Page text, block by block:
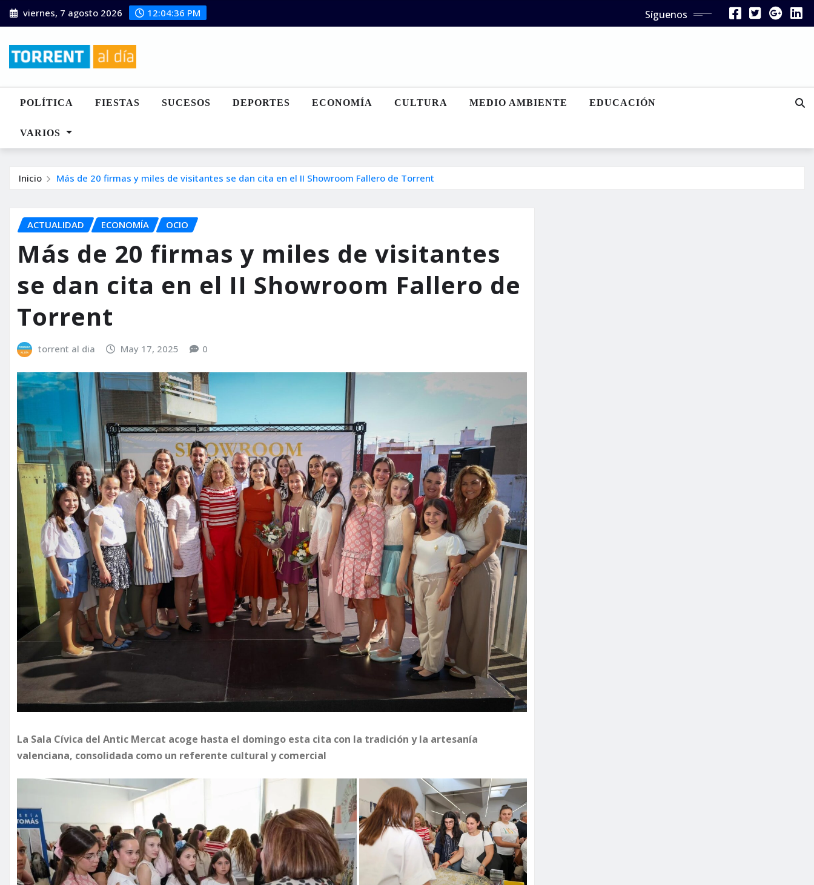
Saltar
al
viernes, 7 agosto 2026 12:04:37 PM Síguenos
POLÍTICA FIESTAS SUCESOS DEPORTES ECONOMÍA CULTURA MEDIO AMBIENTE EDUCACIÓN
VARIOS
Inicio Más de 20 firmas y miles de visitantes se dan cita en el II Showroom Fallero de Torrent
ACTUALIDAD ECONOMÍA OCIO
Más de 20 firmas y miles de visitantes
se dan cita en el II Showroom Fallero de
Torrent
torrent al dia May 17, 2025 0
La Sala Cívica del Antic Mercat acoge hasta el domingo esta cita con la tradición y la artesanía
valenciana, consolidada como un referente cultural y comercial